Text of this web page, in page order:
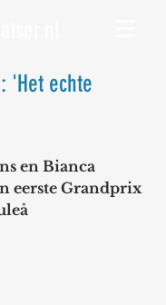
'Het echte
en Bianca
eerste Grandprix